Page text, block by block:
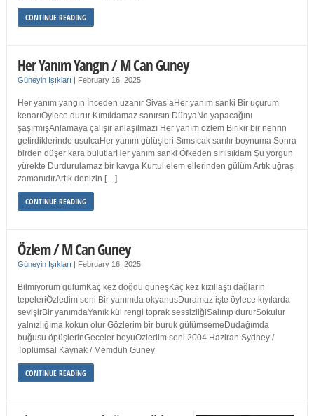
CONTINUE READING
Her Yanım Yangın / M Can Guney
Güneyin Işıkları | February 16, 2025
Her yanım yangın İnceden uzanır Sivas’aHer yanım sanki Bir uçurum
kenarıÖylece durur Kımıldamaz sanırsın DünyaNe yapacağını
şaşırmışAnlamaya çalışır anlaşılmazı Her yanım özlem Birikir bir nehrin
getirdiklerinde usulcaHer yanım gülüşleri Sımsıcak sarılır boynuma Sonra
birden düşer kara bulutlarHer yanım sanki Öfkeden sırılsıklam Şu yorgun
yürekte Durdurulamaz bir kavga Kurtul elem ellerinden gülüm Artık uğraş
zamanıdırArtık denizin […]
CONTINUE READING
Özlem / M Can Guney
Güneyin Işıkları | February 16, 2025
Bilmiyorum gülümKaç kez doğdu güneşKaç kez kızıllaştı dağların
tepeleriÖzledim seni Bir yanımda okyanusDuramaz işte öylece kıyılarda
sevişirBir yanımdaYanık kül rengi toprak sessizliğiSalınıp dururSokulur
yalnızlığıma kokun olur Gözlerim bir buruk gülümsemeDudağımda
buğusu öpüşlerinGeceler boyuÖzledim seni 2004 Haziran Sydney /
Toplumsal Kaynak / Memduh Güney
CONTINUE READING